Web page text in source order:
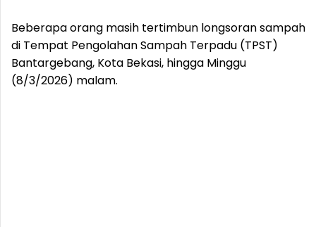
Beberapa orang masih tertimbun longsoran sampah
di Tempat Pengolahan Sampah Terpadu (TPST)
Bantargebang, Kota Bekasi, hingga Minggu
(8/3/2026) malam.